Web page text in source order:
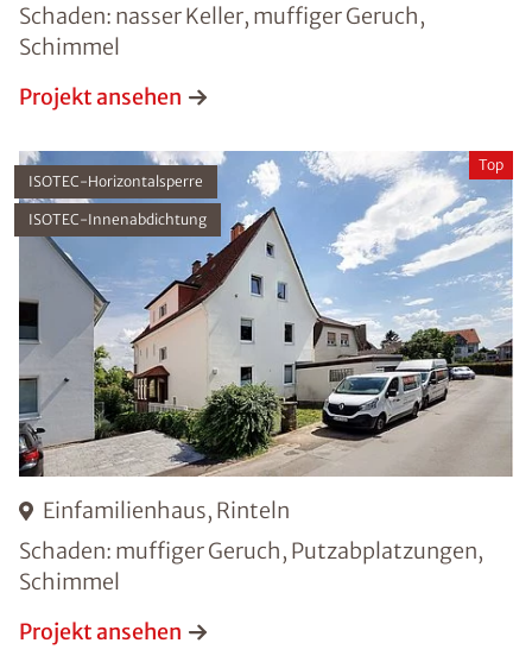
Schaden: nasser Keller, muffiger Geruch,
Schimmel
Projekt ansehen
Einfamilienhaus, Rinteln
Schaden: muffiger Geruch, Putzabplatzungen,
Schimmel
ISOTEC-Horizontalsperre
ISOTEC-Innenabdichtung
Top
Projekt ansehen